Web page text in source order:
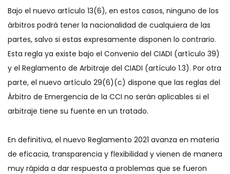
Bajo el nuevo artículo 13(6), en estos casos, ninguno de los
árbitros podrá tener la nacionalidad de cualquiera de las
partes, salvo si estas expresamente disponen lo contrario.
Esta regla ya existe bajo el Convenio del CIADI (artículo 39)
y el Reglamento de Arbitraje del CIADI (artículo 1.3). Por otra
parte, el nuevo artículo 29(6)(c) dispone que las reglas del
Árbitro de Emergencia de la CCI no serán aplicables si el
arbitraje tiene su fuente en un tratado.
En definitiva, el nuevo Reglamento 2021 avanza en materia
de eficacia, transparencia y flexibilidad y vienen de manera
muy rápida a dar respuesta a problemas que se fueron